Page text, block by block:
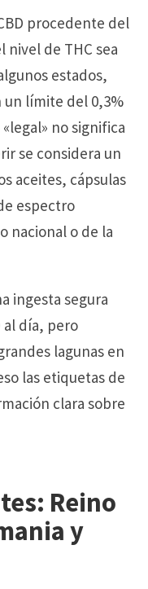
procedente del
nivel de THC sea
estados,
un límite del 0,3%
no significa
se considera un
aceites, cápsulas
espectro
nacional o de la
ingesta segura
al día, pero
lagunas en
las etiquetas de
clara sobre
Reino
y